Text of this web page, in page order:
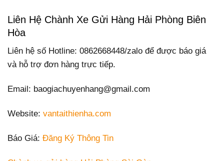
Liên Hệ Chành Xe Gửi Hàng Hải Phòng Biên
Hòa
Liên hệ số Hotline: 0862668448/zalo để được báo giá
và hỗ trợ đơn hàng trực tiếp.
Email: baogiachuyenhang@gmail.com
Website: vantaithienha.com
Báo Giá: Đăng Ký Thông Tin